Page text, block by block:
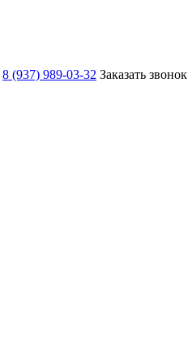
8 (937) 989-03-32 Заказать звонок